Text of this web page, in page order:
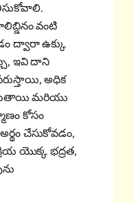
వంటి
ద్వారా ఉక్కు
ఇవి దాని
అధిక
మరియు
కోసం
చేసుకోవడం,
యొక్క భద్రత,